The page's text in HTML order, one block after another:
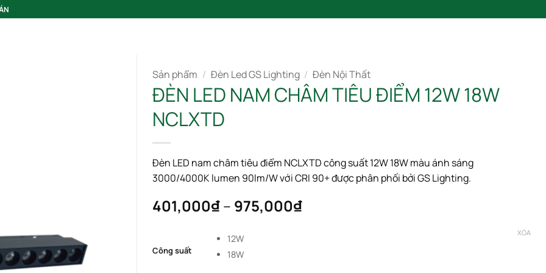
Sản phẩm / Đèn Led GS Lighting / Đèn Nội Thất
ĐÈN LED NAM CHÂM TIÊU ĐIỂM 12W 18W
NCLXTD
Đèn LED nam châm tiêu điểm NCLXTD công suất 12W 18W màu ánh sáng
3000/4000K lumen 90lm/W với CRI 90+ được phân phối bởi GS Lighting.
401,000₫– 975,000₫Khoảng
Công suất
12W
18W
XÓA